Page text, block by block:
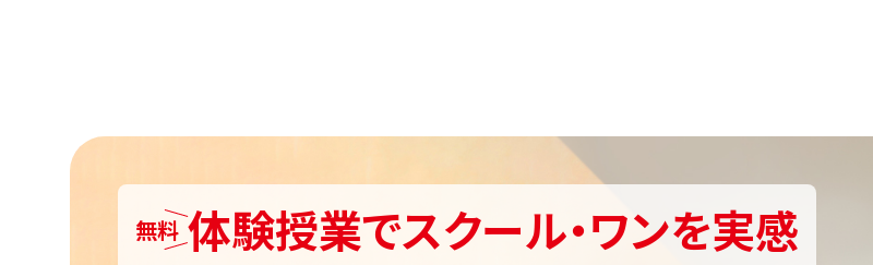
無料 体験授業でスクール・ワンを実感